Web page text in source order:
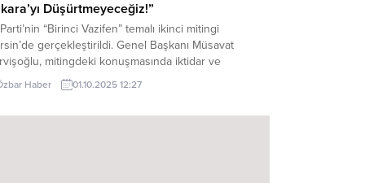
Düşürtmeyeceğiz!”
“Birinci Vazifen” temalı ikinci mitingi
gerçekleştirildi. Genel Başkanı Müsavat
mitingdeki konuşmasında iktidar ve
eleştirilerinde bulundu. “İKTİDAR MİLLETİN
FERYADINI, İSYANINI UMURSAMIYOR” Siyaset
Haber 01.10.2025 12:27